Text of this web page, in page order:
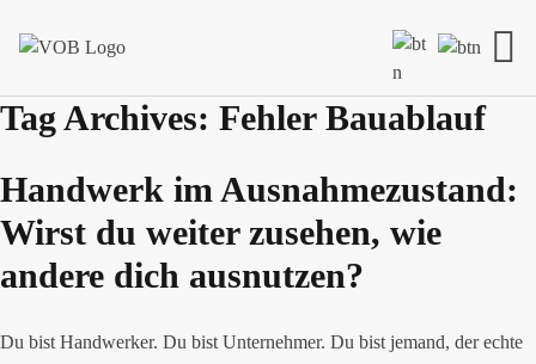
Tag Archives: Fehler Bauablauf
Handwerk im Ausnahmezustand:
Wirst du weiter zusehen, wie
andere dich ausnutzen?
Du bist Handwerker. Du bist Unternehmer. Du bist jemand, der echte